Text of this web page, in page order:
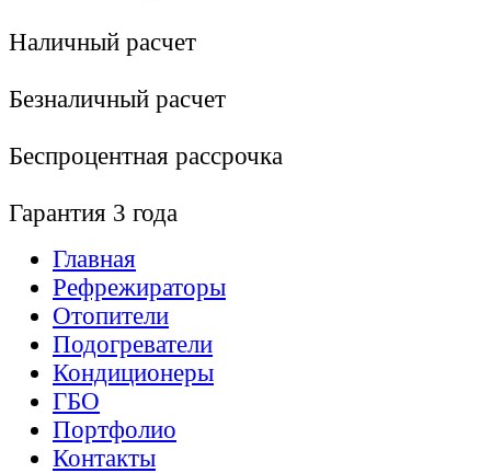
Наличный расчет
Безналичный расчет
Беcпроцентная рассрочка
Гарантия 3 года
Главная
Рефрежираторы
Отопители
Подогреватели
Кондиционеры
ГБО
Портфолио
Контакты